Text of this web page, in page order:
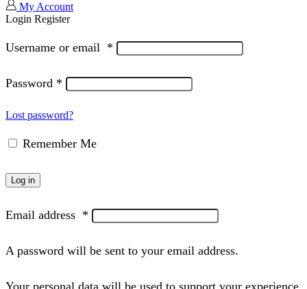
My Account
Login Register
Username or email *
Password *
Lost password?
Remember Me
Log in
Email address *
A password will be sent to your email address.
Your personal data will be used to support your experience